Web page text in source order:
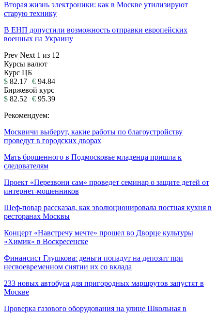
Вторая жизнь электроники: как в Москве утилизируют
старую технику
В ЕНП допустили возможность отправки европейских
военных на Украину
Prev Next 1 из 12
Курсы валют
Курс ЦБ
$ 82.17 € 94.84
Биржевой курс
$ 82.52 € 95.39
Рекомендуем:
Москвичи выберут, какие работы по благоустройству
проведут в городских дворах
Мать брошенного в Подмосковье младенца пришла к
следователям
Проект «Перезвони сам» проведет семинар о защите детей от
интернет-мошенников
Шеф-повар рассказал, как эволюционировала постная кухня в
ресторанах Москвы
Концерт «Навстречу мечте» прошел во Дворце культуры
«Химик» в Воскресенске
Финансист Глушкова: деньги попадут на депозит при
несвоевременном снятии их со вклада
233 новых автобуса для пригородных маршрутов запустят в
Москве
Проверка газового оборудования на улице Школьная в